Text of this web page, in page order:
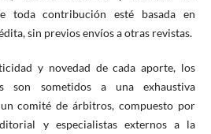
toda contribución esté basada en
sin previos envíos a otras revistas.
y novedad de cada aporte, los
son sometidos a una exhaustiva
comité de árbitros, compuesto por
y especialistas externos a la